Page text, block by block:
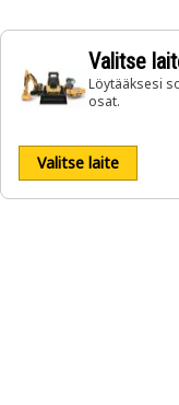
Valitse
Löytääksesi
osat.
Valitse laite